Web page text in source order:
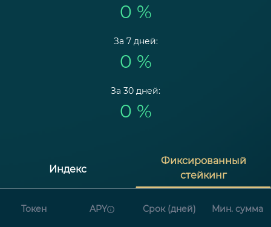
0 %
За 7 дней:
0 %
За 30 дней:
0 %
Индекс
Фиксированный
стейкинг
Токен APY Срок (дней) Мин. сумма